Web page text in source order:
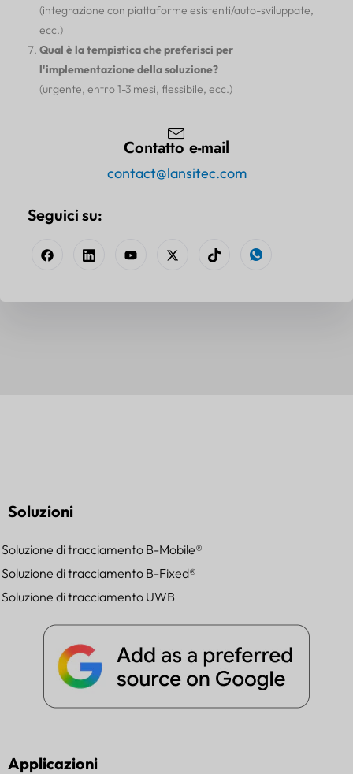
(integrazione con piattaforme esistenti/auto-sviluppate,
ecc.)
Qual è la tempistica che preferisci per
l'implementazione della soluzione?
(urgente, entro 1-3 mesi, flessibile, ecc.)
Contatto e-mail
contact@lansitec.com
Seguici su:
Soluzioni
Soluzione di tracciamento B-Mobile®
Soluzione di tracciamento B-Fixed®
Soluzione di tracciamento UWB
Applicazioni